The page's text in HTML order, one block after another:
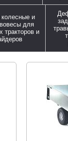
колесные и
для
тракторов и